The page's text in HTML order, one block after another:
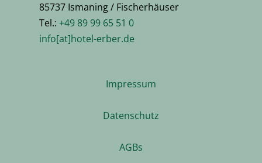
85737 Ismaning / Fischerhäuser
Tel.:+49 89 99 65 51 0
info[at]hotel-erber.de
Impressum
Datenschutz
AGBs